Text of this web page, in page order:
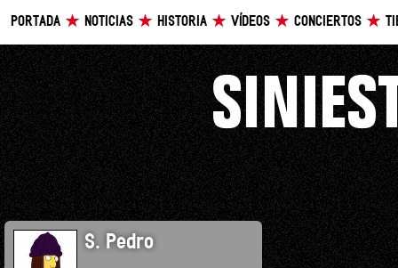
PORTADA NOTICIAS HISTORIA VÍDEOS CONCIERTOS
S. Pedro